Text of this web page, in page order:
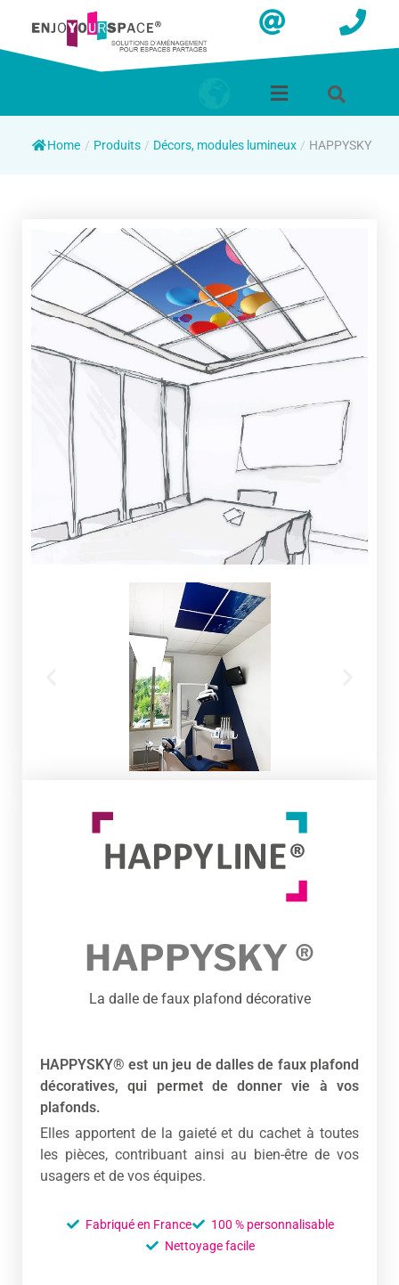
Home / Produits / Décors, modules lumineux / HAPPYSKY
HAPPYSKY ®
La dalle de faux plafond décorative
HAPPYSKY® est un jeu de dalles de faux plafond
décoratives, qui permet de donner vie à vos
plafonds.
Elles apportent de la gaieté et du cachet à toutes
les pièces, contribuant ainsi au bien-être de vos
usagers et de vos équipes.
Fabriqué en France
100 % personnalisable
Nettoyage facile